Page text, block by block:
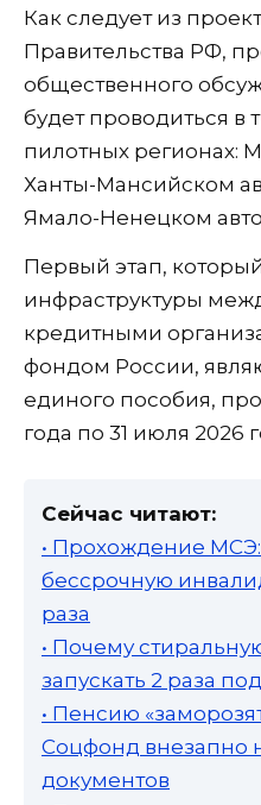
Как следует из
Правительства РФ,
общественного
будет проводиться в
пилотных регионах:
Ханты-Мансийском
Ямало-Ненецком
Первый этап,
инфраструктуры
кредитными
фондом России,
единого пособия,
года по 31 июля 2026
Сейчас читают:
• Прохождение
бессрочную
раза
• Почему
запускать 2 раза
• Пенсию
Соцфонд внезапно
документов